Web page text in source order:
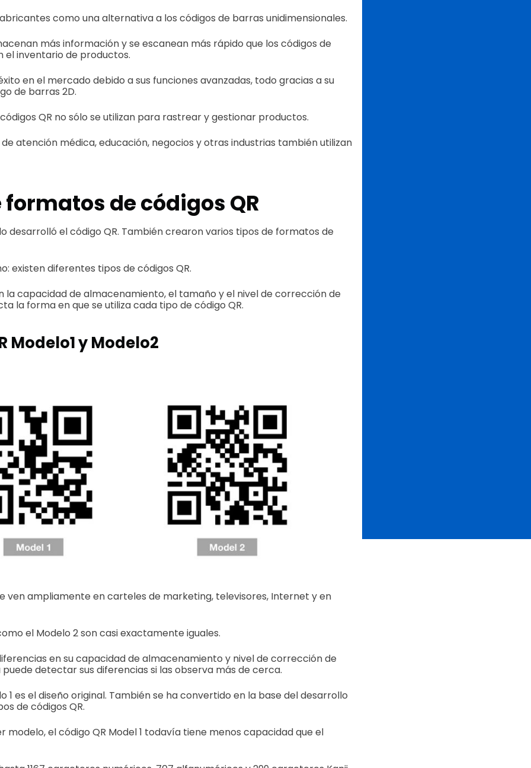
como una alternativa a los códigos de barras unidimensionales.
más información y se escanean más rápido que los códigos de
el inventario de productos.
en el mercado debido a sus funciones avanzadas, todo gracias a su
de barras 2D.
QR no sólo se utilizan para rastrear y gestionar productos.
atención médica, educación, negocios y otras industrias también utilizan
formatos de códigos QR
desarrolló el código QR. También crearon varios tipos de formatos de
existen diferentes tipos de códigos QR.
la capacidad de almacenamiento, el tamaño y el nivel de corrección de
la forma en que se utiliza cada tipo de código QR.
Modelo1 y Modelo2
ven ampliamente en carteles de marketing, televisores, Internet y en
el Modelo 2 son casi exactamente iguales.
en su capacidad de almacenamiento y nivel de corrección de
detectar sus diferencias si las observa más de cerca.
1 es el diseño original. También se ha convertido en la base del desarrollo
de códigos QR.
modelo, el código QR Model 1 todavía tiene menos capacidad que el